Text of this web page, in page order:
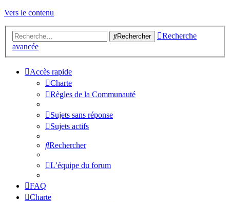
Vers le contenu
Rechercher
Recherche
avancée
Accès rapide
Charte
Règles de la Communauté
Sujets sans réponse
Sujets actifs
Rechercher
L’équipe du forum
FAQ
Charte